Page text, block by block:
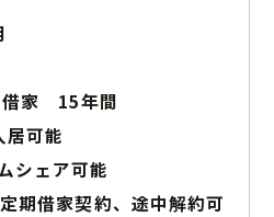
ホーム
お知らせ
だわり
ムタイプ
家 15年間
可能
ア可能
契約、途中解約可